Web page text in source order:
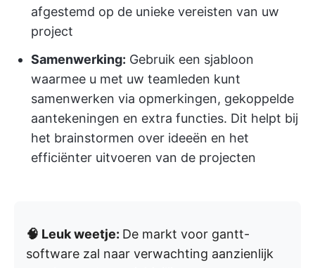
afgestemd op de unieke vereisten van uw
project
Samenwerking: Gebruik een sjabloon
waarmee u met uw teamleden kunt
samenwerken via opmerkingen, gekoppelde
aantekeningen en extra functies. Dit helpt bij
het brainstormen over ideeën en het
efficiënter uitvoeren van de projecten
🧠 Leuk weetje: De markt voor gantt-
software zal naar verwachting aanzienlijk